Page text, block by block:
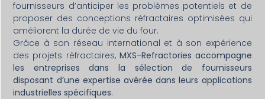
fournisseurs d’anticiper les problèmes potentiels et de
proposer des conceptions réfractaires optimisées qui
améliorent la durée de vie du four.
Grâce à son réseau international et à son expérience
des projets réfractaires, MXS-Refractories accompagne
les entreprises dans la sélection de fournisseurs
disposant d’une expertise avérée dans leurs applications
industrielles spécifiques.